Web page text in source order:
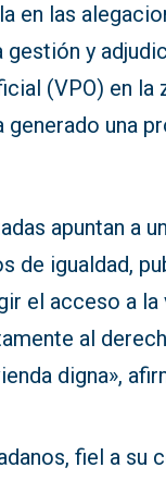
en las
y
(VPO) en la
generado una
apuntan a
de igualdad,
el acceso a la
al
digna»,
fiel a su